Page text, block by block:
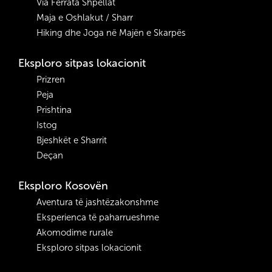
Via Ferrata Shpellat
Maja e Oshlakut / Sharr
Hiking dhe Joga në Majën e Skarpës
Eksploro sitpas lokacionit
Prizren
Peja
Prishtina
Istog
Bjeshkët e Sharrit
Deçan
Eksploro Kosovën
Aventura të jashtëzakonshme
Eksperienca të paharrueshme
Akomodime rurale
Eksploro sitpas lokacionit